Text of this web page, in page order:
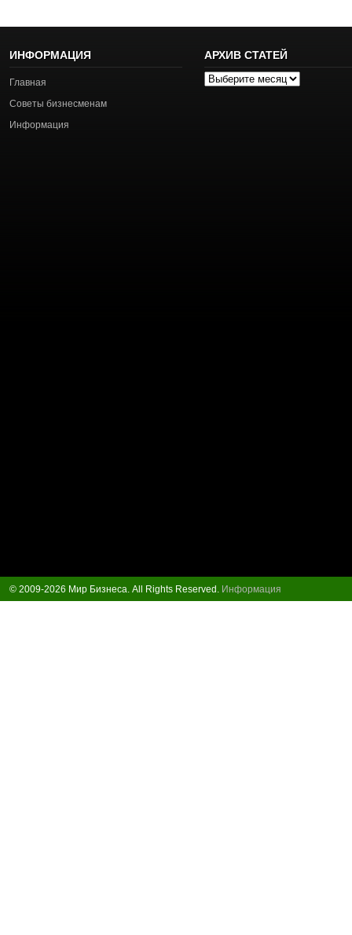
ИНФОРМАЦИЯ
Главная
Советы бизнесменам
Информация
АРХИВ СТАТЕЙ
Архив
© 2009-2026 Мир Бизнеса. All Rights Reserved. Информация